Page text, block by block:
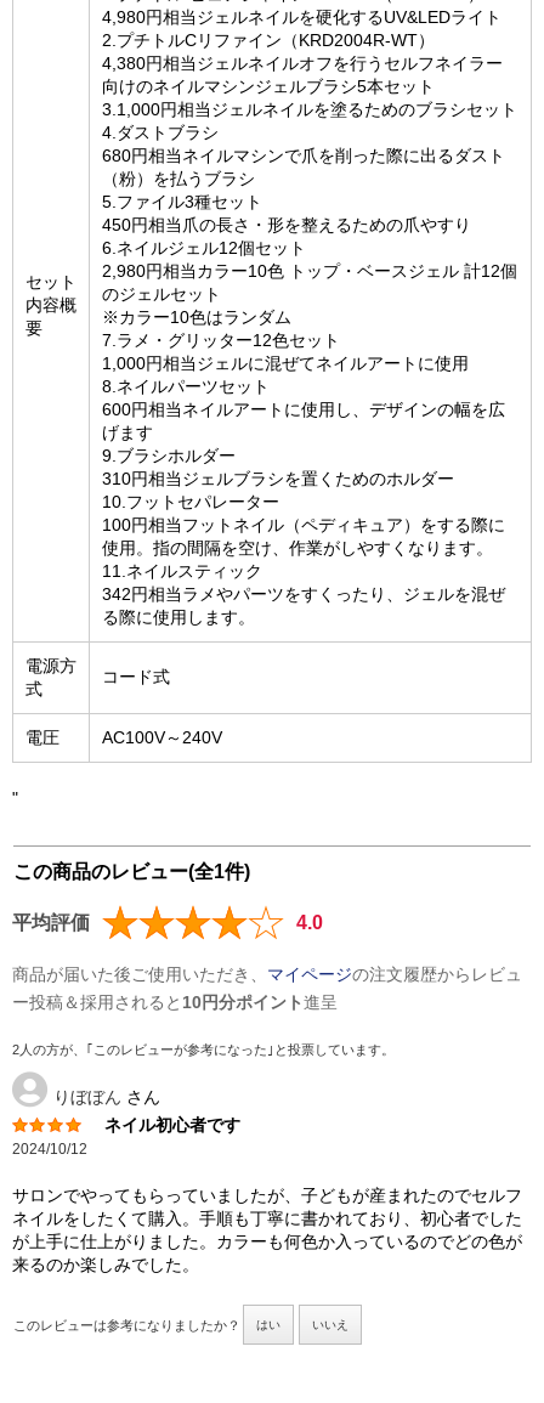
セット
内容概
要
4,980円相当ジェルネイルを硬化するUV&LEDライト
2.プチトルCリファイン（KRD2004R-WT）
4,380円相当ジェルネイルオフを行うセルフネイラー
向けのネイルマシンジェルブラシ5本セット
3.1,000円相当ジェルネイルを塗るためのブラシセット
4.ダストブラシ
680円相当ネイルマシンで爪を削った際に出るダスト
（粉）を払うブラシ
5.ファイル3種セット
450円相当爪の長さ・形を整えるための爪やすり
6.ネイルジェル12個セット
2,980円相当カラー10色 トップ・ベースジェル 計12個
のジェルセット
※カラー10色はランダム
7.ラメ・グリッター12色セット
1,000円相当ジェルに混ぜてネイルアートに使用
8.ネイルパーツセット
600円相当ネイルアートに使用し、デザインの幅を広
げます
9.ブラシホルダー
310円相当ジェルブラシを置くためのホルダー
10.フットセパレーター
100円相当フットネイル（ペディキュア）をする際に
使用。指の間隔を空け、作業がしやすくなります。
11.ネイルスティック
342円相当ラメやパーツをすくったり、ジェルを混ぜ
る際に使用します。
電源方
式
コード式
電圧 AC100V～240V
"
この商品のレビュー(全1件)
平均評価 4.0
商品が届いた後ご使用いただき、 マイページの注文履歴からレビュ
ー投稿＆採用されると 10円分ポイント進呈
2人の方が、｢このレビューが参考になった｣と投票しています。
りぼぼん さん
ネイル初心者です
2024/10/12
サロンでやってもらっていましたが、子どもが産まれたのでセルフ
ネイルをしたくて購入。手順も丁寧に書かれており、初心者でした
が上手に仕上がりました。カラーも何色か入っているのでどの色が
来るのか楽しみでした。
このレビューは参考になりましたか？ はい いいえ